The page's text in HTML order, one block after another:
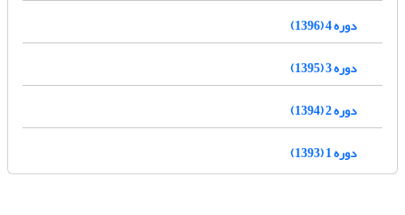
دوره 4 (1396)
دوره 3 (1395)
دوره 2 (1394)
دوره 1 (1393)